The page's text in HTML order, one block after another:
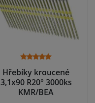
Hřebíky kroucené
3,1x90 R20° 3000ks
KMR/BEA